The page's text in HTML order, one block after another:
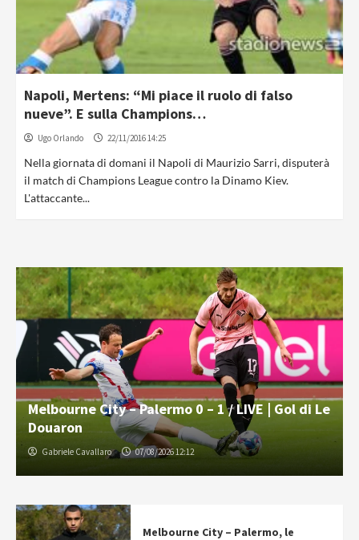
Napoli, Mertens: “Mi piace il ruolo di falso
nueve”. E sulla Champions…
Ugo Orlando 22/11/2016 14:25
Nella giornata di domani il Napoli di Maurizio Sarri, disputerà
il match di Champions League contro la Dinamo Kiev.
L'attaccante...
Melbourne City – Palermo 0 – 1 / LIVE | Gol di Le
Douaron
Gabriele Cavallaro 07/08/2026 12:12
Melbourne City – Palermo, le